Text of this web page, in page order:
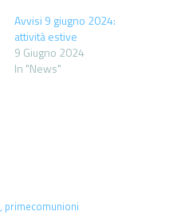
Avvisi 9 giugno 2024:
attività estive
9 Giugno 2024
In "News"
, primecomunioni